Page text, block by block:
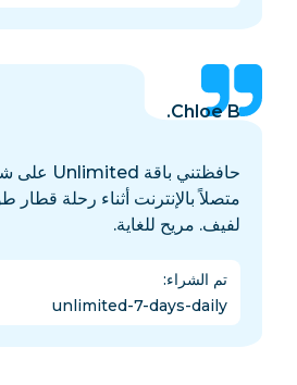
Chloe B.
متصلاً بالإنترنت أثناء رحلة
لفيف. مريح للغاية.
تم الشراء:
unlimited-7-days-daily